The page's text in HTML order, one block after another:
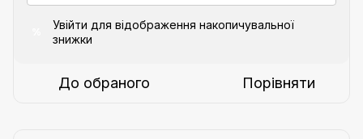
Увійти для відображення накопичувальної
знижки
До обраного Порівняти